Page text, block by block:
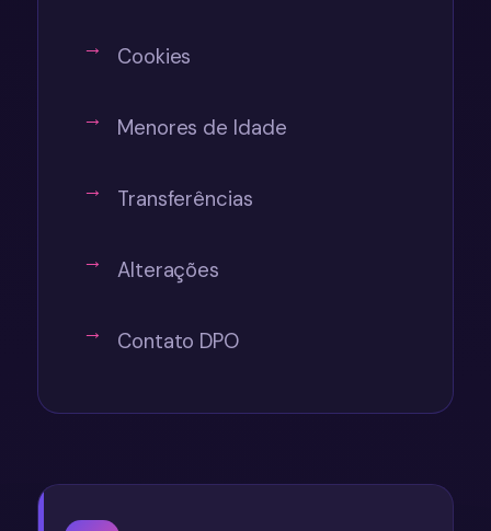
Cookies
Menores de Idade
Transferências
Alterações
Contato DPO